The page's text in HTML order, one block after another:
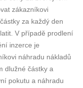
zákazníkovi
za každý den
V případě prodlení
inzerce je
náhradu nákladů
dlužné částky a
pokutu a náhradu